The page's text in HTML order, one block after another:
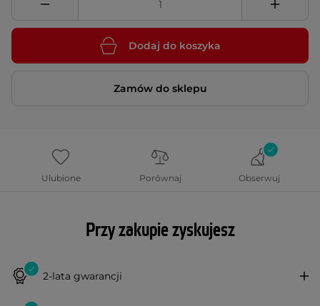
Dodaj do koszyka
Zamów do sklepu
Ulubione Porównaj Obserwuj
Przy zakupie zyskujesz
2-lata gwarancji